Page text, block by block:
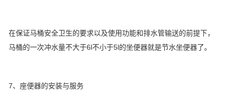
在保证马桶安全卫生的要求以及使用功能和排水管输送的前提下，
马桶的一次冲水量不大于6l不小于5l的坐便器就是节水坐便器了。
7、座便器的安装与服务